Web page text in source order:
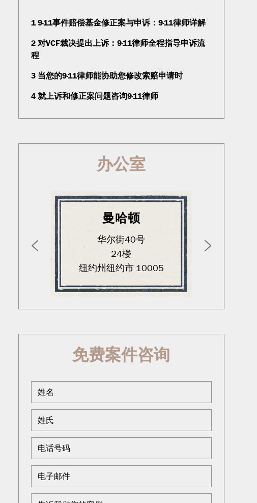
1 9·11事件赔偿基金修正案与申诉：9·11律师详解
2 对VCF裁决提出上诉：9·11律师全程指导申诉流
程
3 当您的9·11律师能协助您修改索赔申请时
4 就上诉和修正案问题咨询9·11律师
办公室
曼哈顿
华尔街40号
24楼
纽约州纽约市 10005
免费案件咨询